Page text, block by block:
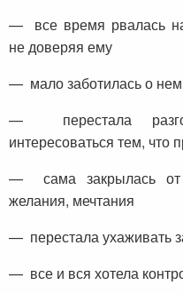
— все время рвалась
не доверяя ему
— мало заботилась о нем
— перестала
интересоваться тем, что
— сама закрылась от
желания, мечтания
— перестала ухаживать
— все и вся хотела